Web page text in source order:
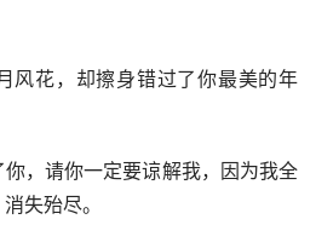
风花，却擦身错过了你最美的年
，请你一定要谅解我，因为我全
失殆尽。